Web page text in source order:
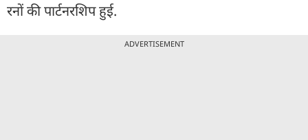
रनों की पार्टनरशिप हुई.
ADVERTISEMENT